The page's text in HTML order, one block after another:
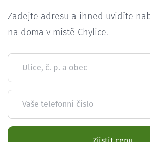
Zadejte adresu a ihned uvidíte
na doma v místě Chylice.
Ulice, č. p. a obec
Vaše telefonní číslo